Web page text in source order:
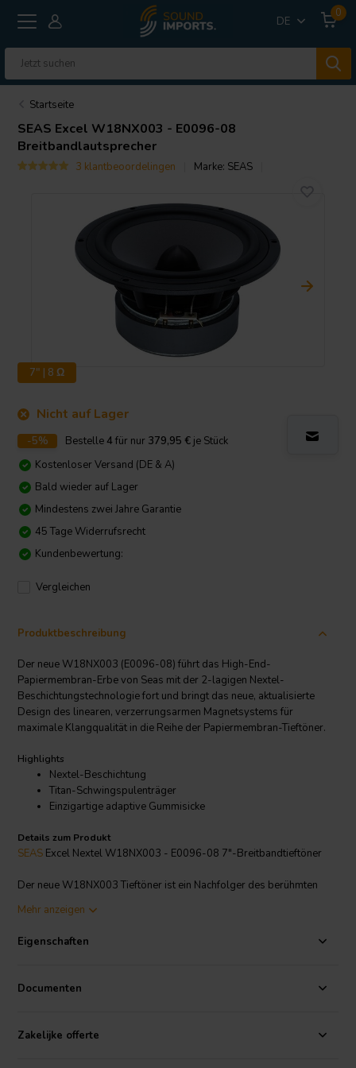
DE
0
Startseite
SEAS Excel W18NX003 - E0096-08
Breitbandlautsprecher
3 klantbeoordelingen Marke: SEAS
7" | 8 Ω
Nicht auf Lager
-5% Bestelle4 für nur 379,95 € je Stück
Kostenloser Versand (DE & A)
Bald wieder auf Lager
Mindestens zwei Jahre Garantie
45 Tage Widerrufsrecht
Kundenbewertung:
Vergleichen
Produktbeschreibung
Der neue W18NX003 (E0096-08) führt das High-End-
Papiermembran-Erbe von Seas mit der 2-lagigen Nextel-
Beschichtungstechnologie fort und bringt das neue, aktualisierte
Design des linearen, verzerrungsarmen Magnetsystems für
maximale Klangqualität in die Reihe der Papiermembran-Tieftöner.
Highlights
Nextel-Beschichtung
Titan-Schwingspulenträger
Einzigartige adaptive Gummisicke
Details zum Produkt
SEAS Excel Nextel W18NX003 - E0096-08 7"-Breitbandtieftöner
Der neue W18NX003 Tieftöner ist ein Nachfolger des berühmten
mit dem berühmten dänischen Lautsprecherdesigner Troels
weiteren seiner atemberaubenden Lautsprecherbausätze mit dem
Lautsprecher selbst angekündigt (siehe unten). Wie SEAS im Detail
mitteilt, bringt der W18NX003 (E0096-08) ein neu überarbeitetes,
Klangqualität in seine Papiermembran-Tieftönerreihe. Das neue FEA-
optimierte Magnetsystem verwendet passgenaue Kupferteile und
Mehr anzeigen
Eigenschaften
Documenten
Zakelijke offerte